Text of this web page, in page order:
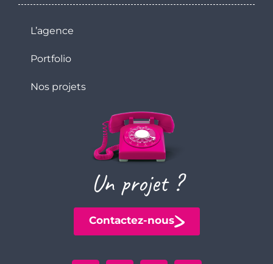
L’agence
Portfolio
Nos projets
Un projet ?
Contactez-nous